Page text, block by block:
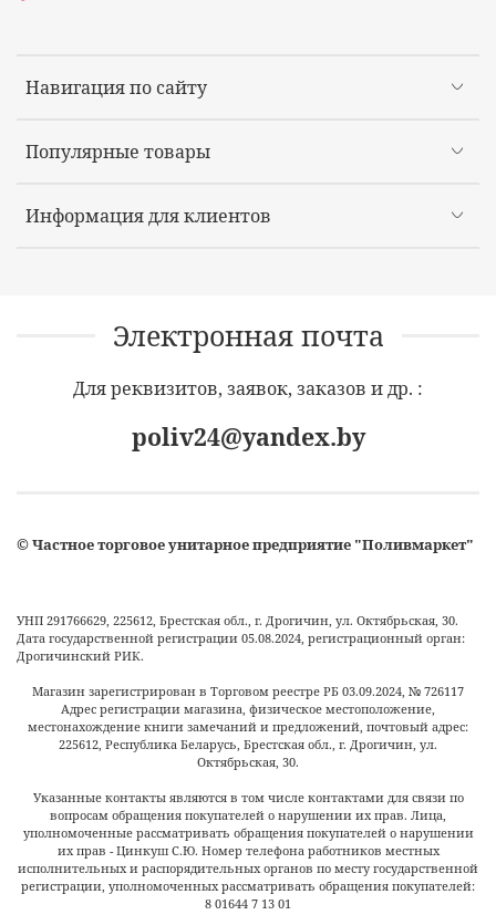
Навигация по сайту
Популярные товары
Информация для клиентов
Электронная почта
Для реквизитов, заявок, заказов и др. :
poliv24@yandex.by
©Частное торговое унитарное предприятие "Поливмаркет"
УНП 291766629, 225612, Брестская обл., г. Дрогичин, ул. Октябрьская, 30.
Дата государственной регистрации 05.08.2024, регистрационный орган:
Дрогичинский РИК.
Магазин зарегистрирован в Торговом реестре РБ 03.09.2024, № 726117
Адрес регистрации магазина, физическое местоположение,
местонахождение книги замечаний и предложений, почтовый адрес:
225612, Республика Беларусь, Брестская обл., г. Дрогичин, ул.
Октябрьская, 30.
Указанные контакты являются в том числе контактами для связи по
вопросам обращения покупателей о нарушении их прав. Лица,
уполномоченные рассматривать обращения покупателей о нарушении
их прав - Цинкуш С.Ю. Номер телефона работников местных
исполнительных и распорядительных органов по месту государственной
регистрации, уполномоченных рассматривать обращения покупателей:
8 01644 7 13 01